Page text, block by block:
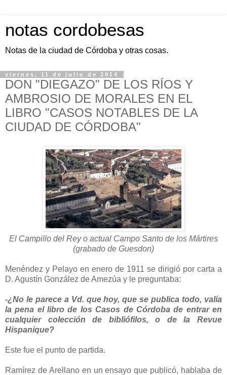
notas cordobesas
Notas de la ciudad de Córdoba y otras cosas.
viernes, 11 de julio de 2014
DON "DIEGAZO" DE LOS RÍOS Y
AMBROSIO DE MORALES EN EL
LIBRO "CASOS NOTABLES DE LA
CIUDAD DE CÓRDOBA"
El Campillo del Rey o actual Campo Santo de los Mártires
(grabado de Guesdon)
Menéndez y Pelayo en enero de 1911 se dirigió por carta a
D. Agustín González de Amezúa y le preguntaba:
-¿No le parece a Vd. que hoy, que se publica todo, valía
la pena el libro de los Casos de Córdoba de entrar en
cualquier colección de bibliófilos, o de la Revue
Hispanique?
Este fue el punto de partida.
Ramírez de Arellano en un ensayo que publicó, hablaba de